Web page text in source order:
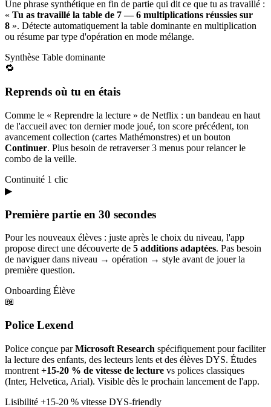
Une phrase synthétique en fin de partie qui dit ce que tu as travaillé :
« Tu as travaillé la table de 7 — 6 multiplications réussies sur
8 ». Détecte automatiquement la table dominante en multiplication
ou résume par type d'opération en mode mélange.
Synthèse Table dominante
🔁
Reprends où tu en étais
Comme le « Reprendre la lecture » de Netflix : un bandeau en haut
de l'accueil avec ton dernier mode joué, ton score précédent, ton
avancement collection (cartes Mathémonstres) et un bouton
Continuer. Plus besoin de retraverser 3 menus pour relancer le
combo de la veille.
Continuité 1 clic
▶
Première partie en 30 secondes
Pour les nouveaux élèves : juste après le choix du niveau, l'app
propose direct une découverte de 5 additions adaptées. Pas besoin
de naviguer dans niveau → opération → style avant de jouer la
première question.
Onboarding Élève
📖
Police Lexend
Police conçue parMicrosoft Research spécifiquement pour faciliter
la lecture des enfants, des lecteurs lents et des élèves DYS. Études
montrent +15-20 % de vitesse de lecture vs polices classiques
(Inter, Helvetica, Arial). Visible dès le prochain lancement de l'app.
Lisibilité +15-20 % vitesse DYS-friendly